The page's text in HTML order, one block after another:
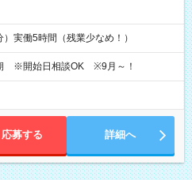
実働5時間（残業少なめ！）
※開始日相談OK ※9月～！
応募する 詳細へ